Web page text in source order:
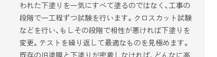
われた下塗りを一気にすべて塗るのではなく、工事の
段階で一工程ずつ試験を行います。クロスカット試験
などを行い、もしその段階で相性が悪ければ下塗りを
変更。テストを繰り返して最適なものを見極めます。